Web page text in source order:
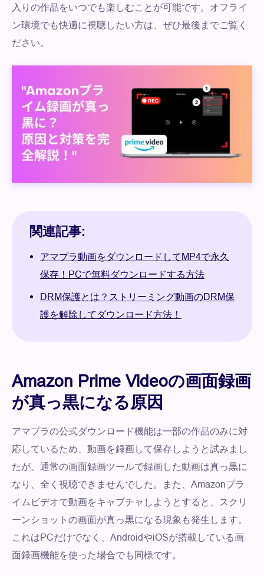
入りの作品をいつでも楽しむことが可能です。オフライ
ン環境でも快適に視聴したい方は、ぜひ最後までご覧く
ださい。
関連記事:
アマプラ動画をダウンロードしてMP4で永久
保存！PCで無料ダウンロードする方法
DRM保護とは？ストリーミング動画のDRM保
護を解除してダウンロード方法！
Amazon Prime Videoの画面録画
が真っ黒になる原因
アマプラの公式ダウンロード機能は一部の作品のみに対
応しているため、動画を録画して保存しようと試みまし
たが、通常の画面録画ツールで録画した動画は真っ黒に
なり、全く視聴できませんでした。また、Amazonプラ
イムビデオで動画をキャプチャしようとすると、スクリ
ーンショットの画面が真っ黒になる現象も発生します。
これはPCだけでなく、AndroidやiOSが搭載している画
面録画機能を使った場合でも同様です。